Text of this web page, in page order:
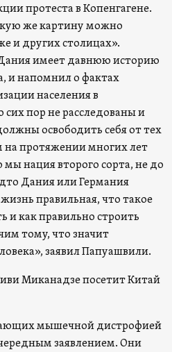
протеста в Копенгагене.
же картину можно
и других столицах».
имеет давнюю историю
и напомнил о фактах
населения в
пор не расследованы и
освободить себя от тех
на протяжении многих лет
мы нация второго сорта, не до
Дания или Германия
правильная, что такое
и как правильно строить
тому, что значит
заявил Папуашвили.
Миканадзе посетит Китай
мышечной дистрофией
заявлением. Они